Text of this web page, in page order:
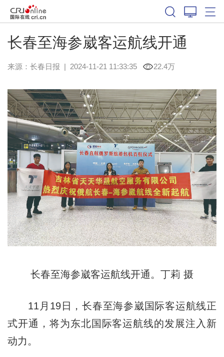
长春至海参崴客运航线开通
来源： 长春日报 | 2024-11-21 11:33:35 22.4万
长春至海参崴客运航线开通。丁莉 摄
11月19日，长春至海参崴国际客运航线正
式开通，将为东北国际客运航线的发展注入新
动力。